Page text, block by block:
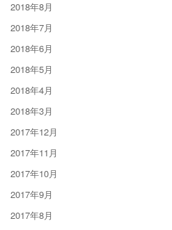
2018年8月
2018年7月
2018年6月
2018年5月
2018年4月
2018年3月
2017年12月
2017年11月
2017年10月
2017年9月
2017年8月